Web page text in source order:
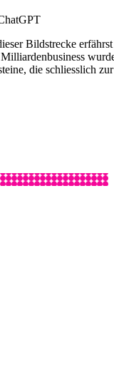
Bildstrecke erfährst
die schliesslich zur